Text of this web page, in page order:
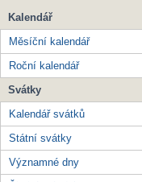
Kalendář
Měsíční kalendář
Roční kalendář
Svátky
Kalendář svátků
Státní svátky
Významné dny